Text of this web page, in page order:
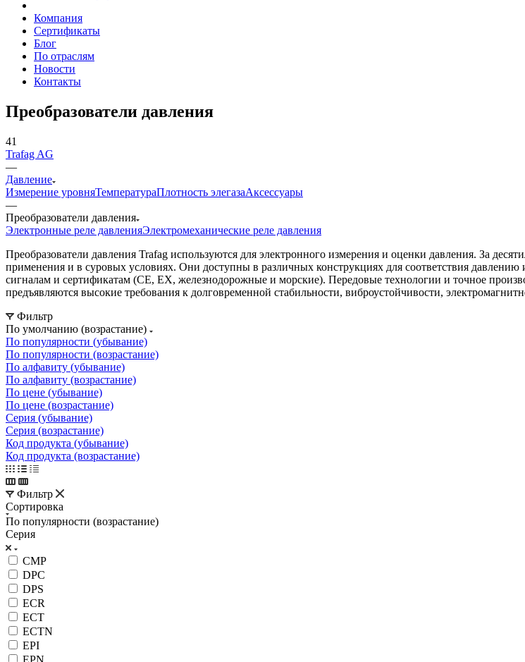
Компания
Сертификаты
Блог
По отраслям
Новости
Контакты
Преобразователи давления
41
Trafag AG
—
Давление
Измерение уровняТемператураПлотность элегазаАксессуары
—
Преобразователи давления
Электронные реле давленияЭлектромеханические реле давления
Преобразователи давления Trafag используются для электронного измерения и оценки давления. За
применения и в суровых условиях. Они доступны в различных конструкциях для соответствия
сигналам и сертификатам (CE, EX, железнодорожные и морские). Передовые технологии и точное
предъявляются высокие требования к долговременной стабильности, виброустойчивости,
Фильтр
По умолчанию (возрастание)
По популярности (убывание)
По популярности (возрастание)
По алфавиту (убывание)
По алфавиту (возрастание)
По цене (убывание)
По цене (возрастание)
Серия (убывание)
Серия (возрастание)
Код продукта (убывание)
Код продукта (возрастание)
Фильтр
Сортировка
По популярности (возрастание)
Серия
CMP
DPC
DPS
ECR
ECT
ECTN
EPI
EPN